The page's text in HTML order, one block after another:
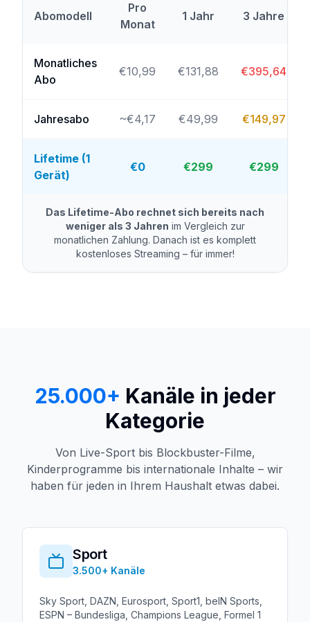
Abomodell
Pro
Monat
1 Jahr 3 Jahre
Monatliches
Abo
€10,99 €131,88 €395,64
Jahresabo ~€4,17 €49,99 €149,97
Lifetime (1
Gerät)
€0 €299 €299
Das Lifetime-Abo rechnet sich bereits nach
weniger als 3 Jahren im Vergleich zur
monatlichen Zahlung. Danach ist es komplett
kostenloses Streaming – für immer!
25.000+ Kanäle in jeder
Kategorie
Von Live-Sport bis Blockbuster-Filme,
Kinderprogramme bis internationale Inhalte – wir
haben für jeden in Ihrem Haushalt etwas dabei.
Sport
3.500+ Kanäle
Sky Sport, DAZN, Eurosport, Sport1, beIN Sports,
ESPN – Bundesliga, Champions League, Formel 1